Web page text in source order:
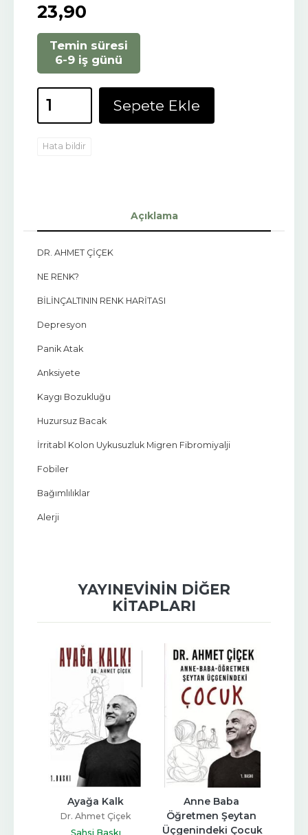
23,90
Temin süresi
6-9 iş günü
Sepete Ekle
Hata bildir
Açıklama
DR. AHMET ÇİÇEK
NE RENK?
BİLİNÇALTININ RENK HARİTASI
Depresyon
Panik Atak
Anksiyete
Kaygı Bozukluğu
Huzursuz Bacak
İrritabl Kolon Uykusuzluk Migren Fibromiyalji
Fobiler
Bağımlılıklar
Alerji
YAYINEVININ DIĞER
KITAPLARI
Ayağa Kalk
Dr. Ahmet Çiçek
Şahsi Baskı
Anne Baba
Öğretmen Şeytan
Üçgenindeki Çocuk